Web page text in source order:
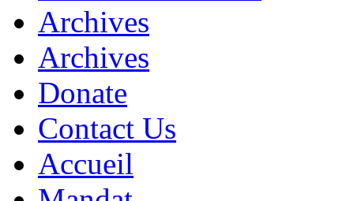
Archives
Archives
Donate
Contact Us
Accueil